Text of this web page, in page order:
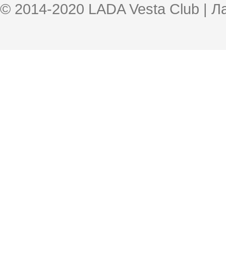
© 2014-2020 LADA Vesta Club |